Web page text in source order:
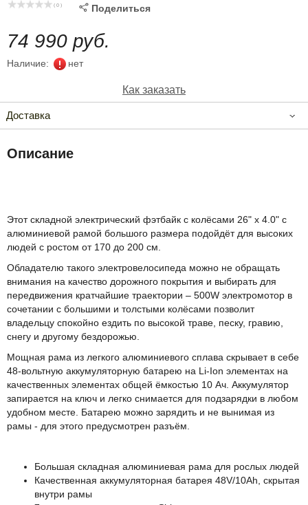
( 0 )  Поделиться
74 990 руб.
Наличие: нет
Как заказать
Доставка
Описание
Этот складной электрический фэтбайк с колёсами 26" х 4.0" с
алюминиевой рамой большого размера подойдёт для высоких
людей с ростом от 170 до 200 см.
Обладателю такого электровелосипеда можно не обращать
внимания на качество дорожного покрытия и выбирать для
передвижения кратчайшие траектории – 500W электромотор в
сочетании с большими и толстыми колёсами позволит
владельцу спокойно ездить по высокой траве, песку, гравию,
снегу и другому бездорожью.
Мощная рама из легкого алюминиевого сплава скрывает в себе
48-вольтную аккумуляторную батарею на Li-Ion элементах на
качественных элементах общей ёмкостью 10 Ач. Аккумулятор
запирается на ключ и легко снимается для подзарядки в любом
удобном месте. Батарею можно зарядить и не вынимая из
рамы - для этого предусмотрен разъём.
Большая складная алюминиевая рама для рослых людей
Качественная аккумуляторная батарея 48V/10Ah, скрытая
внутри рамы